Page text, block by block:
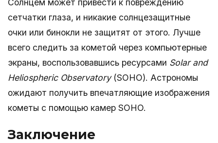
Солнцем может привести к повреждению
сетчатки глаза, и никакие солнцезащитные
очки или бинокли не защитят от этого. Лучше
всего следить за кометой через компьютерные
экраны, воспользовавшись ресурсами Solar and
Heliospheric Observatory(SOHO). Астрономы
ожидают получить впечатляющие изображения
кометы с помощью камер SOHO.
Заключение